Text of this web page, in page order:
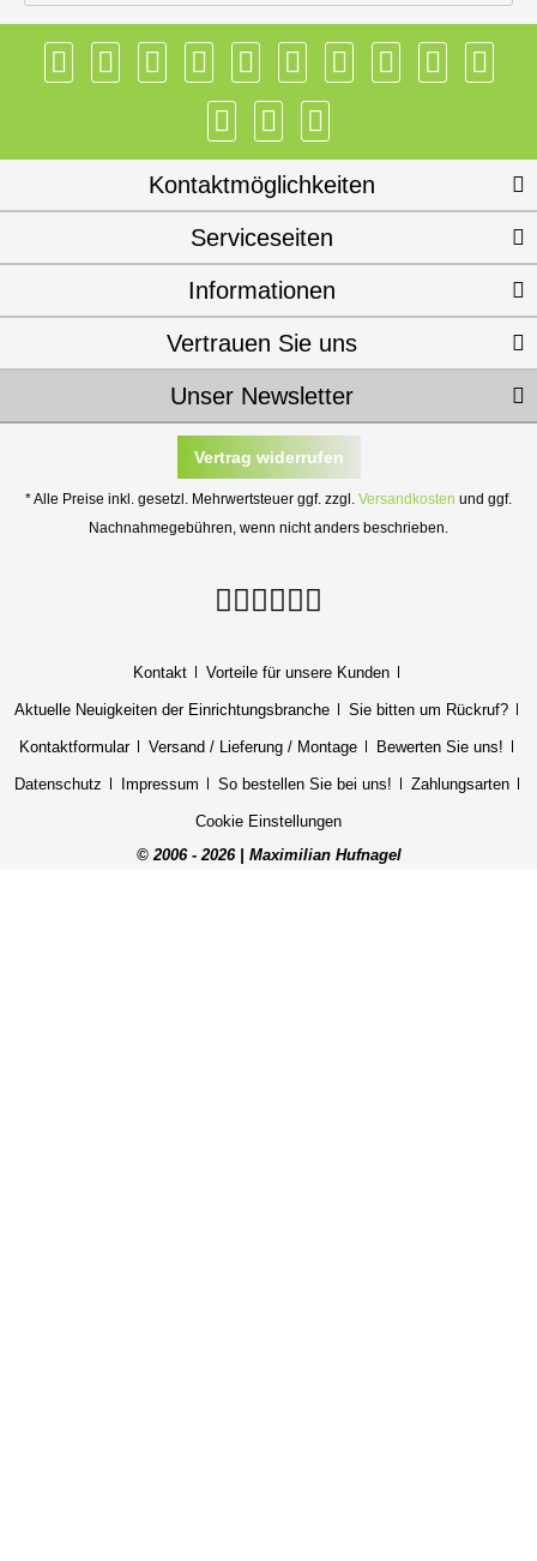
Kontaktmöglichkeiten
Serviceseiten
Informationen
Unser Newsletter
Vertrauen Sie uns
Vertrag widerrufen
* Alle Preise inkl. gesetzl. Mehrwertsteuer ggf. zzgl. Versandkosten und ggf.
Nachnahmegebühren, wenn nicht anders beschrieben.
Kontakt Vorteile für unsere Kunden
Aktuelle Neuigkeiten der Einrichtungsbranche Sie bitten um Rückruf?
Kontaktformular Versand / Lieferung / Montage Bewerten Sie uns!
Datenschutz Impressum So bestellen Sie bei uns! Zahlungsarten
Cookie Einstellungen
© 2006 - 2026 | Maximilian Hufnagel